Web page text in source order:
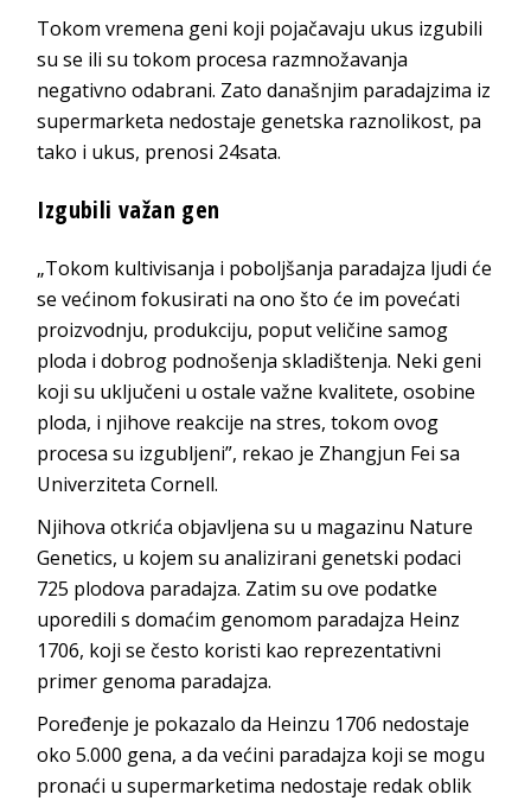
Tokom vremena geni koji pojačavaju ukus izgubili
su se ili su tokom procesa razmnožavanja
negativno odabrani. Zato današnjim paradajzima iz
supermarketa nedostaje genetska raznolikost, pa
tako i ukus, prenosi 24sata.
Izgubili važan gen
„Tokom kultivisanja i poboljšanja paradajza ljudi će
se većinom fokusirati na ono što će im povećati
proizvodnju, produkciju, poput veličine samog
ploda i dobrog podnošenja skladištenja. Neki geni
koji su uključeni u ostale važne kvalitete, osobine
ploda, i njihove reakcije na stres, tokom ovog
procesa su izgubljeni”, rekao je Zhangjun Fei sa
Univerziteta Cornell.
Njihova otkrića objavljena su u magazinu Nature
Genetics, u kojem su analizirani genetski podaci
725 plodova paradajza. Zatim su ove podatke
uporedili s domaćim genomom paradajza Heinz
1706, koji se često koristi kao reprezentativni
primer genoma paradajza.
Poređenje je pokazalo da Heinzu 1706 nedostaje
oko 5.000 gena, a da većini paradajza koji se mogu
pronaći u supermarketima nedostaje redak oblik